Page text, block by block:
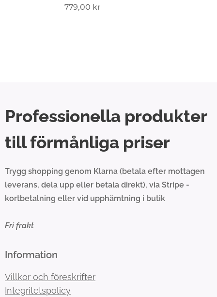
779,00 kr
Professionella produkter
till förmånliga priser
Trygg shopping genom Klarna (betala efter mottagen
leverans, dela upp eller betala direkt), via Stripe -
kortbetalning eller vid upphämtning i butik
Fri frakt
Information
Villkor och föreskrifter
Integritetspolicy